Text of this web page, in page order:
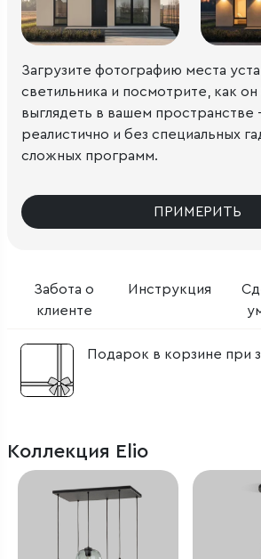
Забота о
клиенте
Инструкция
Подарок в корзине при
Загрузите фотографию места
светильника и посмотрите, как он
выглядеть в вашем пространстве
реалистично и без специальных
сложных программ.
ПРИМЕРИТЬ
Коллекция Elio